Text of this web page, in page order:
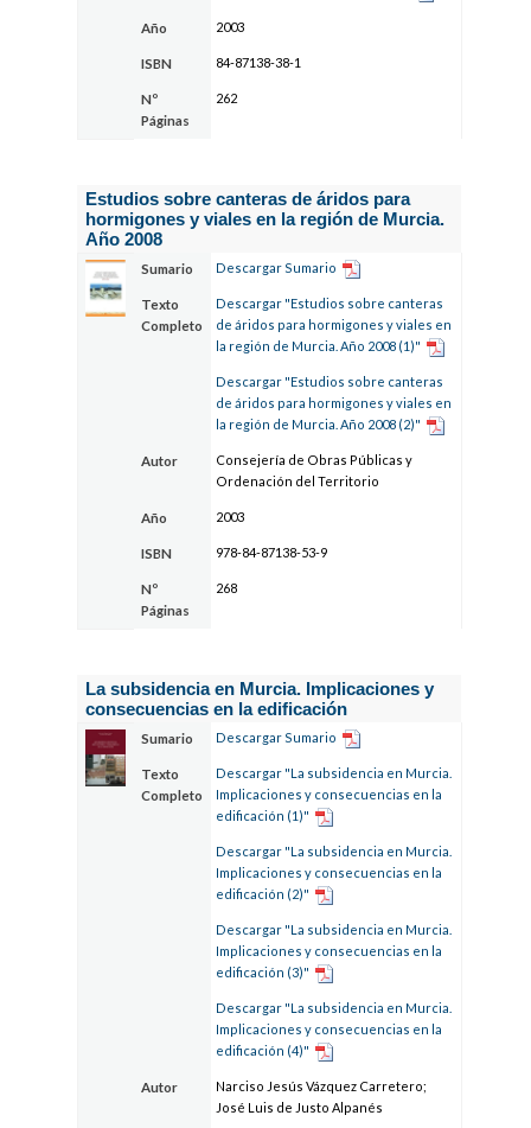
Año 2003
ISBN 84-87138-38-1
Nº
Páginas
262
Estudios sobre canteras de áridos para
hormigones y viales en la región de Murcia.
Año 2008
Sumario Descargar Sumario
Texto
Completo
Descargar "Estudios sobre canteras
de áridos para hormigones y viales en
la región de Murcia. Año 2008 (1)"
Descargar "Estudios sobre canteras
de áridos para hormigones y viales en
la región de Murcia. Año 2008 (2)"
Autor
Consejería de Obras Públicas y
Ordenación del Territorio
Año 2003
ISBN 978-84-87138-53-9
Nº
Páginas
268
La subsidencia en Murcia. Implicaciones y
consecuencias en la edificación
Sumario Descargar Sumario
Texto
Completo
Descargar "La subsidencia en Murcia.
Implicaciones y consecuencias en la
edificación (1)"
Descargar "La subsidencia en Murcia.
Implicaciones y consecuencias en la
edificación (2)"
Descargar "La subsidencia en Murcia.
Implicaciones y consecuencias en la
edificación (3)"
Descargar "La subsidencia en Murcia.
Implicaciones y consecuencias en la
edificación (4)"
Autor
Narciso Jesús Vázquez Carretero;
José Luis de Justo Alpanés